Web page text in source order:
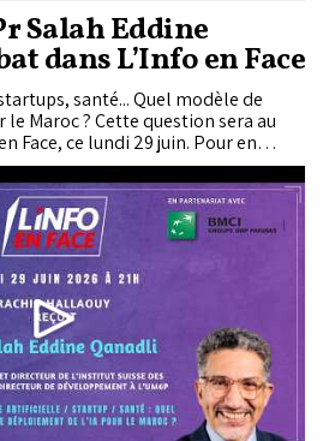
Salah Eddine
dans L’Info en Face
santé... Quel modèle de
Maroc ? Cette question sera au
Face, ce lundi 29 juin. Pour en
reçoit le Pr Salah Eddine Qanadli,
suisse des thérapies
que directeur du développement à